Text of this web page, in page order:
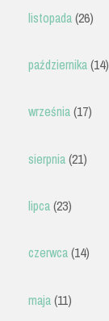
listopada(26)
października(14)
września(17)
sierpnia(21)
lipca(23)
czerwca(14)
maja(11)